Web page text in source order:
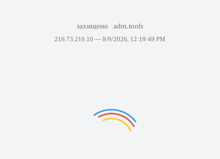
захищено adm.tools
216.73.216.10 — 8/9/2026, 12:19:49 PM